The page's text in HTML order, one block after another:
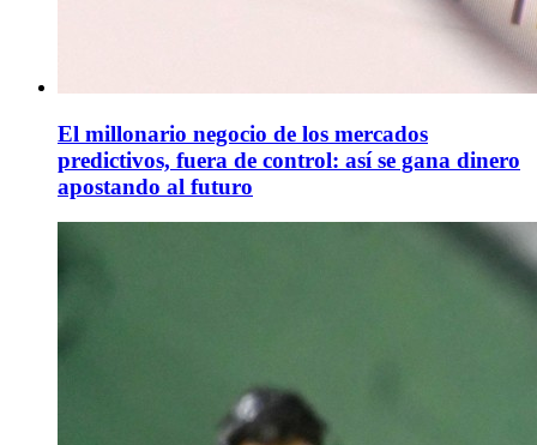
El millonario negocio de los mercados
predictivos, fuera de control: así se gana dinero
apostando al futuro